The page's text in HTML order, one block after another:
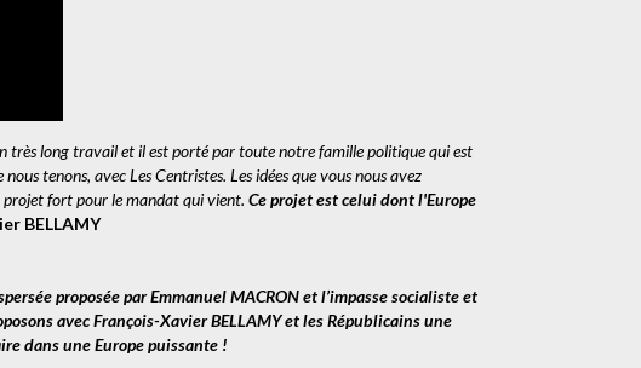
très long travail et il est porté par toute notre famille politique qui est
tenons, avec Les Centristes. Les idées que vous nous avez
projet fort pour le mandat qui vient. Ce projet est celui dont l'Europe
BELLAMY
proposée par Emmanuel MACRON et l’impasse socialiste et
avec François-Xavier BELLAMY et les Républicains une
dans une Europe puissante !